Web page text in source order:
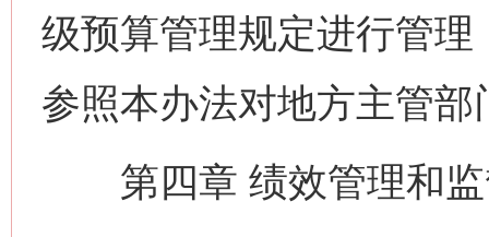
级预算管理规定进行管
参照本办法对地方主管
第四章 绩效管理和